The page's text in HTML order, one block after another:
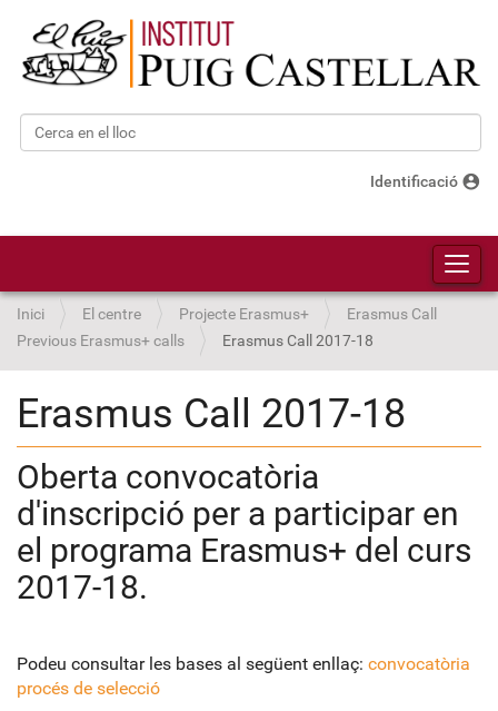
Cerca
Identificació account_circle
Inici El centre Projecte Erasmus+
Erasmus Call
Previous Erasmus+ calls
Erasmus Call 2017-18
Erasmus Call 2017-18
Oberta convocatòria
d'inscripció per a participar en
el programa Erasmus+ del curs
2017-18.
Podeu consultar les bases al següent enllaç: convocatòria
procés de selecció